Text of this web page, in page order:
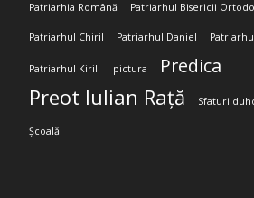
Patriarhia Română Patriarhul Bisericii
Patriarhul Chiril Patriarhul Daniel
Patriarhul Kirill pictura Predica
Preot Iulian Rață Sfaturi
Școală